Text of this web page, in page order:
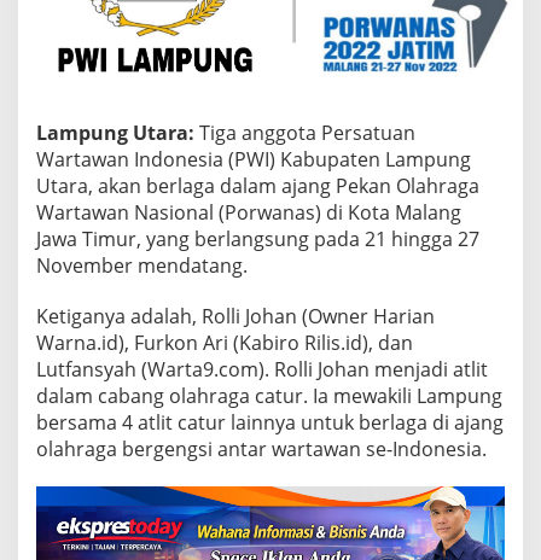
a
S
i
a
p
B
e
g
a
d
P
o
r
a
n
a
Lampung Utara: Tiga anggota Persatuan
Wartawan Indonesia (PWI) Kabupaten Lampung
Utara, akan berlaga dalam ajang Pekan Olahraga
Wartawan Nasional (Porwanas) di Kota Malang
Jawa Timur, yang berlangsung pada 21 hingga 27
November mendatang.
Ketiganya adalah, Rolli Johan (Owner Harian
Warna.id), Furkon Ari (Kabiro Rilis.id), dan
Lutfansyah (Warta9.com). Rolli Johan menjadi atlit
dalam cabang olahraga catur. Ia mewakili Lampung
bersama 4 atlit catur lainnya untuk berlaga di ajang
olahraga bergengsi antar wartawan se-Indonesia.